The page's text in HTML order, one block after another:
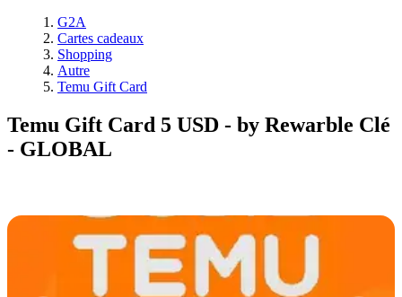
G2A
Cartes cadeaux
Shopping
Autre
Temu Gift Card
Temu Gift Card 5 USD - by Rewarble Clé
- GLOBAL